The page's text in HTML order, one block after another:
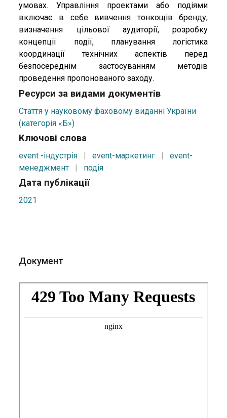
умовах. Управління проектами або подіями
включає в себе вивчення тонкощів бренду,
визначення цільової аудиторії, розробку
концепції події, планування логістика
координації технічних аспектів перед
безпосереднім застосуванням методів
проведення пропонованого заходу.
Ресурси за видами документів
Стаття у науковому фаховому виданні України
(категорія «Б»)
Ключові слова
event -індустрія | event-маркетинг |
event-
менеджмент
| подія
Дата публікації
2021
Документ